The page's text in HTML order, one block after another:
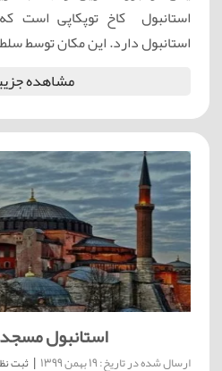
استانبول کاخ توپکاپی است
استانبول دارد. این مکان توسط
مشاهده
استانبول
ارسال شده در تاریخ: 19 بهمن 1399 | ثبت